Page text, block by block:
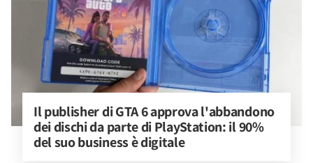
Il publisher di GTA 6 approva l'abbandono
dei dischi da parte di PlayStation: il 90%
del suo business è digitale